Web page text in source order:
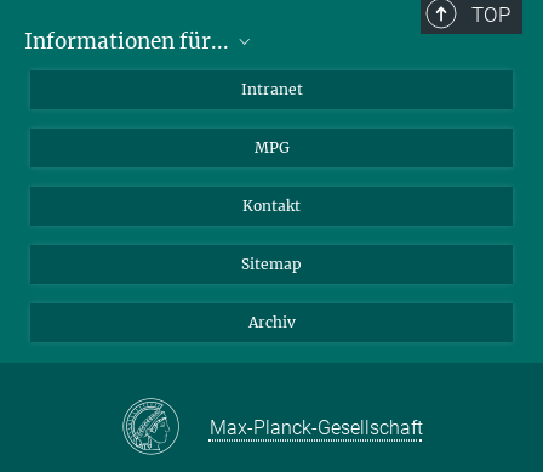
TOP
Informationen für...
Journalisten
Intranet
MPG
Kontakt
Sitemap
Archiv
Max-Planck-Gesellschaft